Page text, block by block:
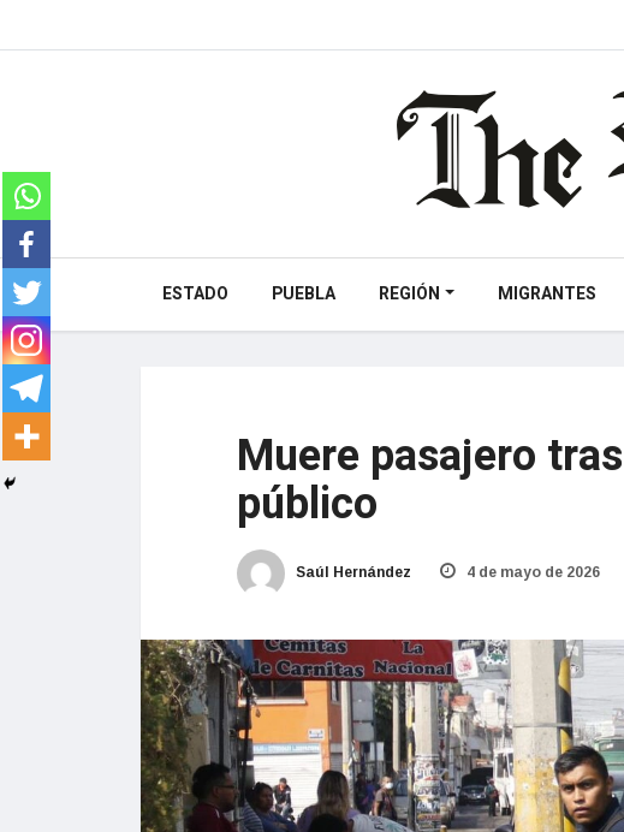
ESTADO PUEBLA REGIÓN MIGRANTES
Muere pasajero
público
Saúl Hernández 4 de mayo de 2026